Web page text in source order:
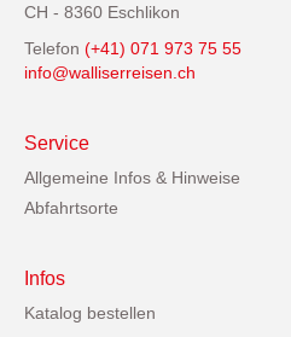
CH - 8360 Eschlikon
Telefon (+41) 071 973 75 55
info@walliserreisen.ch
Service
Allgemeine Infos & Hinweise
Abfahrtsorte
Infos
Katalog bestellen